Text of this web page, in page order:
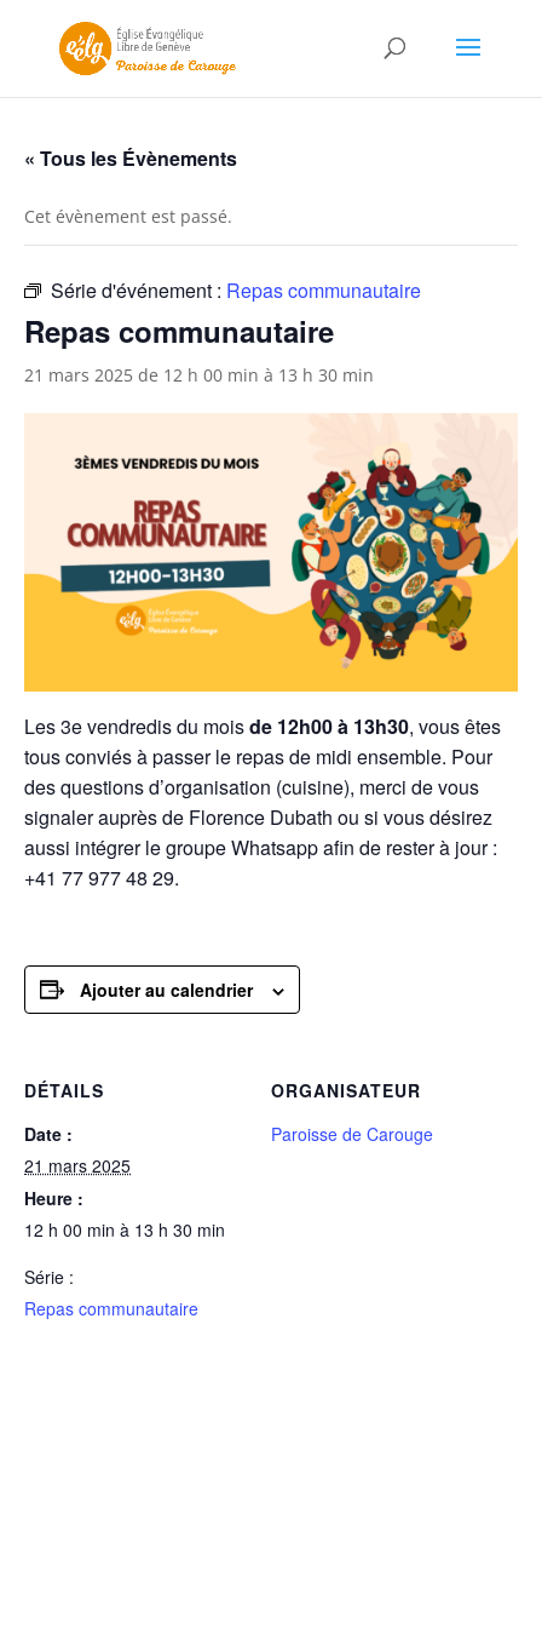
« Tous les Évènements
Cet évènement est passé.
Série d'événement : Repas communautaire
Repas communautaire
21 mars 2025 de 12 h 00 min à 13 h 30 min
Les 3e vendredis du moisde 12h00 à 13h30, vous êtes
tous conviés à passer le repas de midi ensemble. Pour
des questions d’organisation (cuisine), merci de vous
signaler auprès de Florence Dubath ou si vous désirez
aussi intégrer le groupe Whatsapp afin de rester à jour :
+41 77 977 48 29.
Ajouter au calendrier
DÉTAILS
Date :
21 mars 2025
Heure :
12 h 00 min à 13 h 30 min
Série :
Repas communautaire
ORGANISATEUR
Paroisse de Carouge